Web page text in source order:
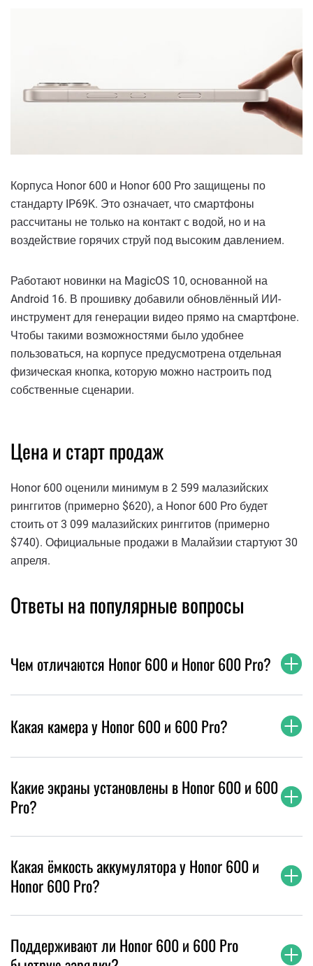
Корпуса Honor 600 и Honor 600 Pro защищены по
стандарту IP69K. Это означает, что смартфоны
рассчитаны не только на контакт с водой, но и на
воздействие горячих струй под высоким давлением.
Работают новинки на MagicOS 10, основанной на
Android 16. В прошивку добавили обновлённый ИИ-
инструмент для генерации видео прямо на смартфоне.
Чтобы такими возможностями было удобнее
пользоваться, на корпусе предусмотрена отдельная
физическая кнопка, которую можно настроить под
собственные сценарии.
Цена и старт продаж
Honor 600 оценили минимум в 2 599 малазийских
ринггитов (примерно $620), а Honor 600 Pro будет
стоить от 3 099 малазийских ринггитов (примерно
$740). Официальные продажи в Малайзии стартуют 30
апреля.
Ответы на популярные вопросы
Чем отличаются Honor 600 и Honor 600 Pro?
Какая камера у Honor 600 и 600 Pro?
Какие экраны установлены в Honor 600 и 600
Pro?
Какая ёмкость аккумулятора у Honor 600 и
Honor 600 Pro?
Поддерживают ли Honor 600 и 600 Pro